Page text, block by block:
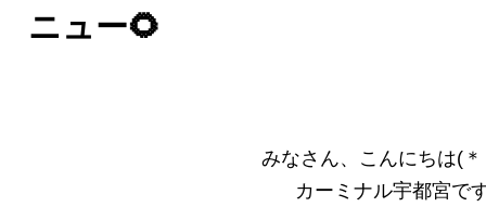
ニュー🌻
みなさん、こんにちは(
カーミナル宇都宮で